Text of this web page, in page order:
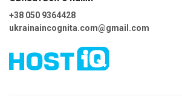
+38 050 9364428
ukrainaincognita.com@gmail.com